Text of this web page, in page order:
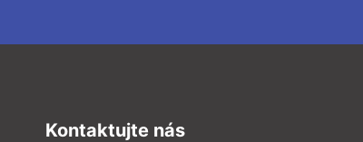
Kontaktujte nás